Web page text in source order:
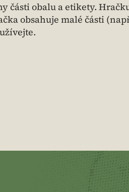
části obalu a etikety.
obsahuje malé části